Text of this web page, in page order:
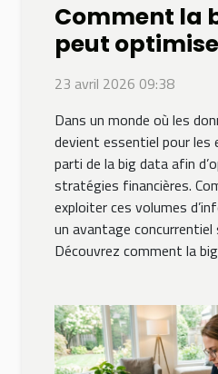
Comment la
peut
stratégies
votre
23 avril 2026 09:38
Dans un monde où les
devient essentiel pour les
parti de la big data afin
stratégies financières.
exploiter ces volumes
un avantage
Découvrez comment la